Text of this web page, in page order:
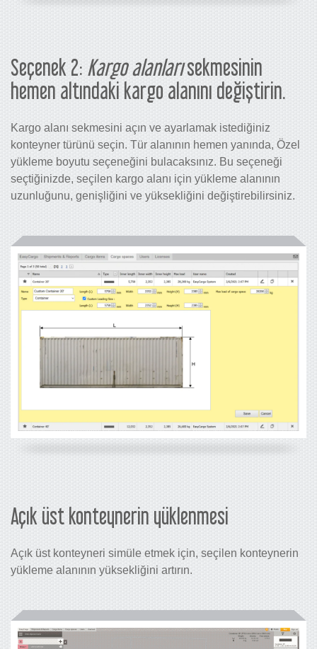
Seçenek 2: Kargo alanlarısekmesinin
hemen altındaki kargo alanını değiştirin.
Kargo alanı sekmesini açın ve ayarlamak istediğiniz
konteyner türünü seçin. Tür alanının hemen yanında, Özel
yükleme boyutu seçeneğini bulacaksınız. Bu seçeneği
seçtiğinizde, seçilen kargo alanı için yükleme alanının
uzunluğunu, genişliğini ve yüksekliğini değiştirebilirsiniz.
Açık üst konteynerin yüklenmesi
Açık üst konteyneri simüle etmek için, seçilen konteynerin
yükleme alanının yüksekliğini artırın.